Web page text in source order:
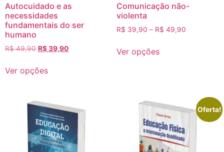
Autocuidado e as
necessidades
fundamentais do ser
humano
R$49,90 R$39,90
Ver opções
Comunicação não-
violenta
R$ 39,90 – R$ 49,90
Ver opções
Oferta!